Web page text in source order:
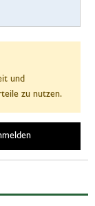
und
zu nutzen.